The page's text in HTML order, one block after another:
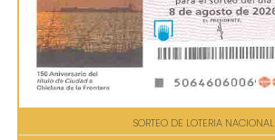
SORTEO DE LOTERIA NACIONAL